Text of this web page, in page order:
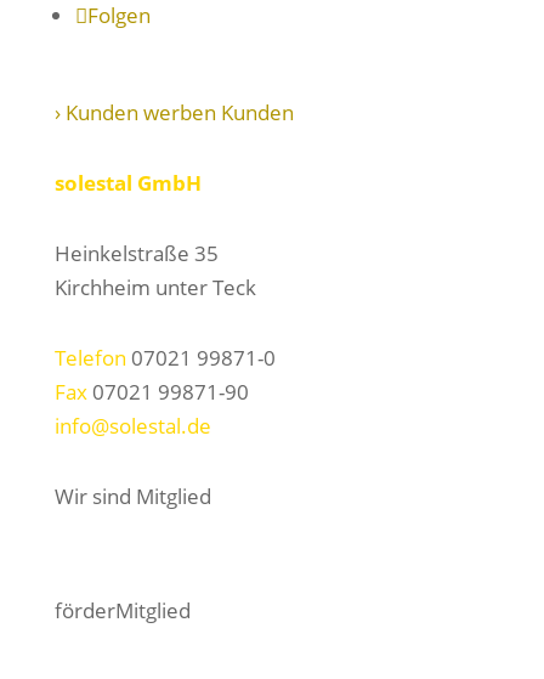
Folgen
› Kunden werben Kunden
solestal GmbH
Heinkelstraße 35
Kirchheim unter Teck
Telefon 07021 99871-0
Fax07021 99871-90
info@solestal.de
Wir sind Mitglied
förderMitglied